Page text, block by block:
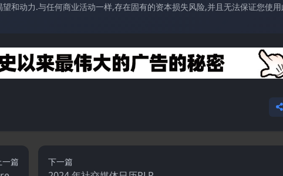
和动力.与任何商业活动一样,存在固有的资本损失风险,并且无法保证您使用
一篇 下一篇